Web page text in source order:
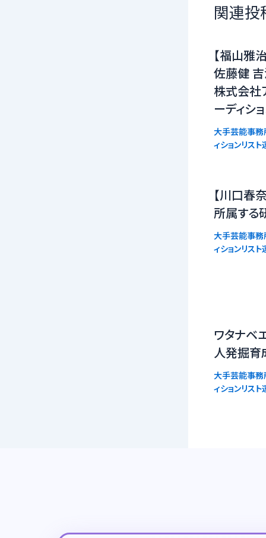
関連投
【福山雅
佐藤健 吉
株式会社
ーディシ
大手芸能事務
ィションリス
【川口春
所属する
大手芸能事務
ィションリス
ワタナベ
人発掘育
大手芸能事務
ィションリス